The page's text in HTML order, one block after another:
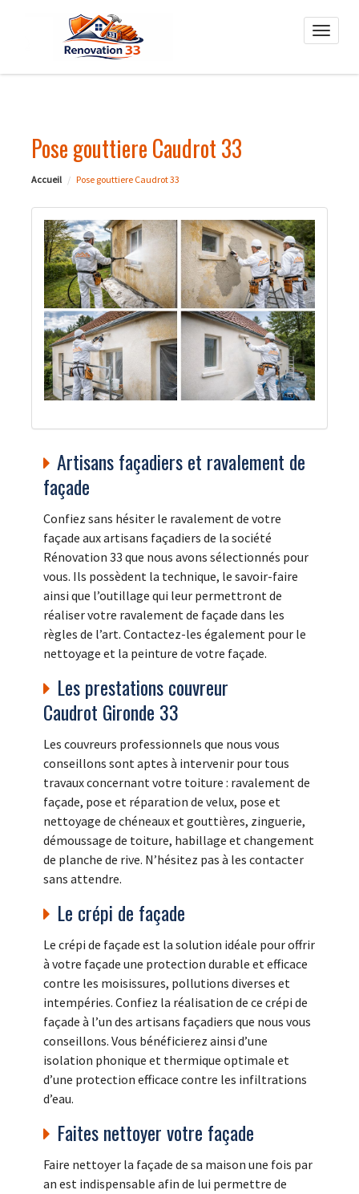
Toggle
Pose gouttiere Caudrot 33
Accueil Pose gouttiere Caudrot 33
Artisans façadiers et ravalement de
façade
Confiez sans hésiter le ravalement de votre
façade aux artisans façadiers de la société
Rénovation 33 que nous avons sélectionnés pour
vous. Ils possèdent la technique, le savoir-faire
ainsi que l’outillage qui leur permettront de
réaliser votre ravalement de façade dans les
règles de l’art. Contactez-les également pour le
nettoyage et la peinture de votre façade.
Les prestations couvreur
Caudrot Gironde 33
Les couvreurs professionnels que nous vous
conseillons sont aptes à intervenir pour tous
travaux concernant votre toiture : ravalement de
façade, pose et réparation de velux, pose et
nettoyage de chéneaux et gouttières, zinguerie,
démoussage de toiture, habillage et changement
de planche de rive. N’hésitez pas à les contacter
sans attendre.
Le crépi de façade
Le crépi de façade est la solution idéale pour offrir
à votre façade une protection durable et efficace
contre les moisissures, pollutions diverses et
intempéries. Confiez la réalisation de ce crépi de
façade à l’un des artisans façadiers que nous vous
conseillons. Vous bénéficierez ainsi d’une
isolation phonique et thermique optimale et
d’une protection efficace contre les infiltrations
d’eau.
Faites nettoyer votre façade
Faire nettoyer la façade de sa maison une fois par
an est indispensable afin de lui permettre de